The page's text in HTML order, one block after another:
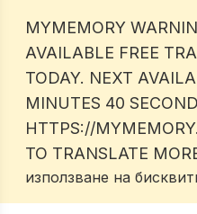
MYMEMORY
AVAILABLE FREE
TODAY. NEXT
MINUTES 40
HTTPS://
TO TRANSLATE
използване на